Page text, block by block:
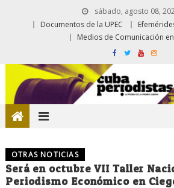
sábado, agosto 08,
Documentos de la UPEC
Medios de Comunicación
OTRAS NOTICIAS
Será en octubre VII Taller
Periodismo Económico en